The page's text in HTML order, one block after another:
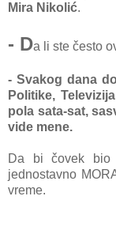
Mira Nikolić.
- Da li ste često
- Svakog dana
Politike,
pola sata-sat,
vide mene.
Da bi čovek bio
jednostavno
vreme.